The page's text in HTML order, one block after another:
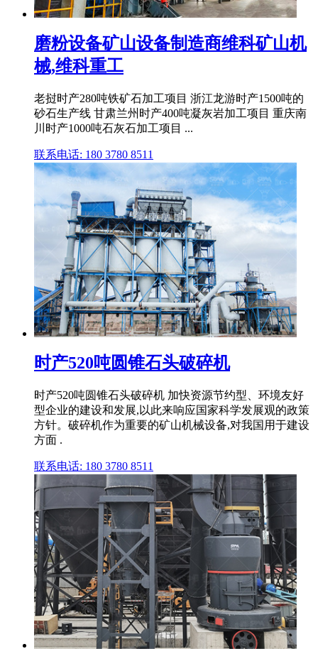
磨粉设备矿山设备制造商维科矿山机
械,维科重工
老挝时产280吨铁矿石加工项目 浙江龙游时产1500吨的
砂石生产线 甘肃兰州时产400吨凝灰岩加工项目 重庆南
川时产1000吨石灰石加工项目 ...
联系电话: 180 3780 8511
时产520吨圆锥石头破碎机
时产520吨圆锥石头破碎机 加快资源节约型、环境友好
型企业的建设和发展,以此来响应国家科学发展观的政策
方针。破碎机作为重要的矿山机械设备,对我国用于建设
方面 .
联系电话: 180 3780 8511